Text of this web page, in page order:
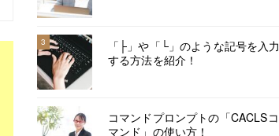
3
「├」や「└」のような記号を入力
する方法を紹介！
コマンドプロンプトの「CACLSコ
マンド」の使い方！